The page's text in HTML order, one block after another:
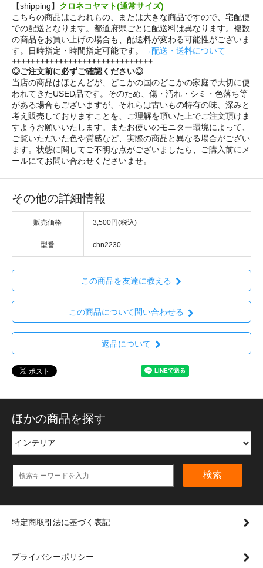
【shipping】 クロネコヤマト(通常サイズ)
こちらの商品はこわれもの、または大きな商品ですので、宅配便
での配送となります。都道府県ごとに配送料は異なります。複数
の商品をお買い上げの場合も、配送料が変わる可能性がございま
す。日時指定・時間指定可能です。
→配送・送料について
++++++++++++++++++++++++++++++
◎ご注文前に必ずご確認ください◎
当店の商品はほとんどが、どこかの国のどこかの家庭で大切に使
われてきたUSED品です。そのため、傷・汚れ・シミ・色落ち等
がある場合もございますが、それらは古いもの特有の味、深みと
考え販売しておりますことを、ご理解を頂いた上でご注文頂けま
すようお願いいたします。またお使いのモニター環境によって、
ご覧いただいた色や質感など、実際の商品と異なる場合がござい
ます。状態に関してご不明な点がございましたら、ご購入前にメ
ールにてお問い合わせくださいませ。
その他の詳細情報
販売価格 3,500円(税込)
型番 chn2230
この商品を友達に教える
この商品について問い合わせる
返品について
ほかの商品を探す
検索
特定商取引法に基づく表記
プライバシーポリシー